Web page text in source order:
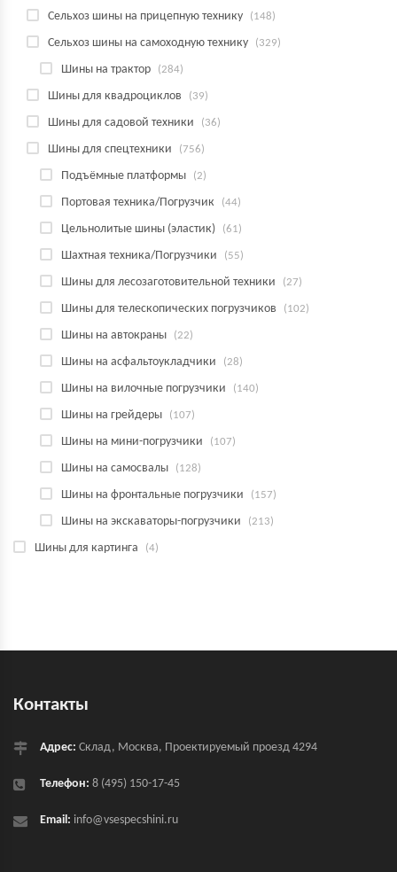
Сельхоз шины на прицепную технику (148)
Сельхоз шины на самоходную технику (329)
Шины на трактор (284)
Шины для квадроциклов (39)
Шины для садовой техники (36)
Шины для спецтехники (756)
Подъёмные платформы (2)
Портовая техника/Погрузчик (44)
Цельнолитые шины (эластик) (61)
Шахтная техника/Погрузчики (55)
Шины для лесозаготовительной техники (27)
Шины для телескопических погрузчиков (102)
Шины на автокраны (22)
Шины на асфальтоукладчики (28)
Шины на вилочные погрузчики (140)
Шины на грейдеры (107)
Шины на мини-погрузчики (107)
Шины на самосвалы (128)
Шины на фронтальные погрузчики (157)
Шины на экскаваторы-погрузчики (213)
Шины для картинга (4)
Контакты
Адрес: Склад, Москва, Проектируемый проезд 4294
Телефон: 8 (495) 150-17-45
Email: info@vsespecshini.ru